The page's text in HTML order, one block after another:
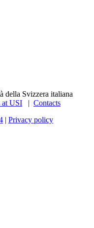
della Svizzera italiana
at USI | Contacts
| Privacy policy